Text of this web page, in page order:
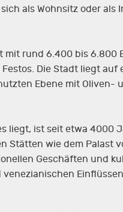
als Wohnsitz oder als
mit rund 6.400 bis
Die Stadt liegt
Ebene mit Oliven-
liegt, ist seit etwa
Stätten wie dem Palast
Geschäften und